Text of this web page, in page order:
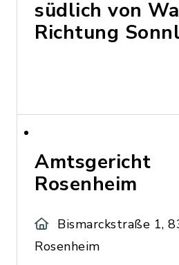
südlich von
Richtung
Amtsgericht
Rosenheim
Bismarckstraße 1,
Rosenheim